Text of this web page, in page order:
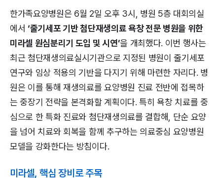
한가족요양병원은 6월 2일 오후 3시, 병원 5층 대회의실
에서 ‘줄기세포 기반 첨단재생의료 욕창 전문 병원을 위한
미라셀 원심분리기 도입 및 시연’을 개최했다. 이번 행사는
최근 첨단재생의료실시기관으로 지정된 병원이 줄기세포
연구와 임상 적용의 기반을 다지기 위해 마련한 자리다. 병
원은 이를 통해 재생의료를 요양병원 진료 전반에 접목하
는 중장기 전략을 본격화할 계획이다. 특히 욕창 치료를 중
심으로 한 특화 진료와 첨단재생의료를 결합해, 단순 요양
을 넘어 치료와 회복을 함께 추구하는 의료중심 요양병원
모델을 강화한다는 방침이다.
미라셀, 핵심 장비로 주목